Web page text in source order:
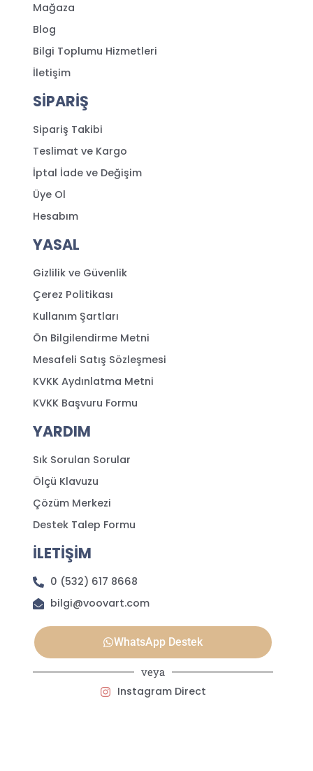
Mağaza
Blog
Bilgi Toplumu Hizmetleri
İletişim
SİPARİŞ
Sipariş Takibi
Teslimat ve Kargo
İptal İade ve Değişim
Üye Ol
Hesabım
YASAL
Gizlilik ve Güvenlik
Çerez Politikası
Kullanım Şartları
Ön Bilgilendirme Metni
Mesafeli Satış Sözleşmesi
KVKK Aydınlatma Metni
KVKK Başvuru Formu
YARDIM
Sık Sorulan Sorular
Ölçü Klavuzu
Çözüm Merkezi
Destek Talep Formu
İLETİŞİM
0 (532) 617 8668
bilgi@voovart.com
WhatsApp Destek
veya
Instagram Direct